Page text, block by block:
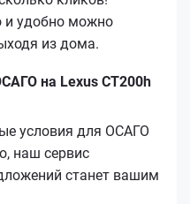
и удобно можно
из дома.
на Lexus CT200h
условия для ОСАГО
наш сервис
станет вашим